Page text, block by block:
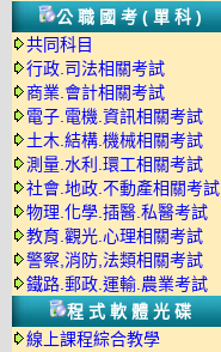
公職國考(單科)
共同科目
行政.司法相關考試
商業.會計相關考試
電子.電機.資訊相關考試
土木.結構.機械相關考試
測量.水利.環工相關考試
社會.地政.不動產相關考試
物理.化學.插醫.私醫考試
教育.觀光.心理相關考試
警察,消防,法類相關考試
鐵路.郵政.運輸.農業考試
程式軟體光碟
線上課程綜合教學